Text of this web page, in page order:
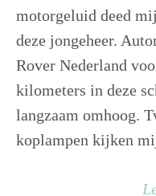
motorgeluid deed
deze jongeheer.
Rover Nederland
kilometers in deze
langzaam omhoog.
koplampen kijken